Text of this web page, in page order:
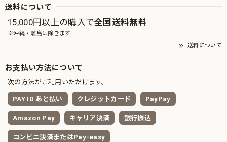
送料について
15,000円以上の購入で全国送料無料
※沖縄・離島は除きます
送料について
お支払い方法について
次の方法がご利用いただけます。
PAY ID あと払い クレジットカード PayPay
Amazon Pay キャリア決済 銀行振込
コンビニ決済またはPay-easy